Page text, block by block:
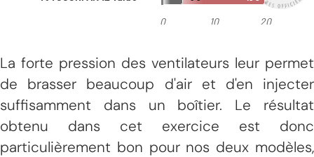
La forte pression des ventilateurs leur permet
de brasser beaucoup d'air et d'en injecter
suffisamment dans un boîtier. Le résultat
obtenu dans cet exercice est donc
particulièrement bon pour nos deux modèles,